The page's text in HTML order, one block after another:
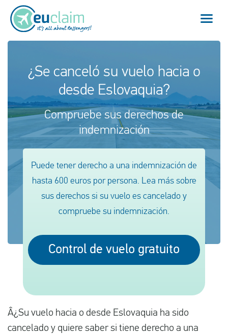
Comprobar la compensación
Sobre nosotros
Póngase en contacto con
Español
Vuelo cancelado
Vuelo retrasado
Conexión perdida
Nuestro servicio
¿Se canceló su vuelo hacia o
desde Eslovaquia?
Compruebe sus derechos de
indemnización
Puede tener derecho a una indemnización de
hasta 600 euros por persona. Lea más sobre
sus derechos si su vuelo es cancelado y
compruebe su indemnización.
Control de vuelo gratuito
Â¿Su vuelo hacia o desde Eslovaquia ha sido
cancelado y quiere saber si tiene derecho a una